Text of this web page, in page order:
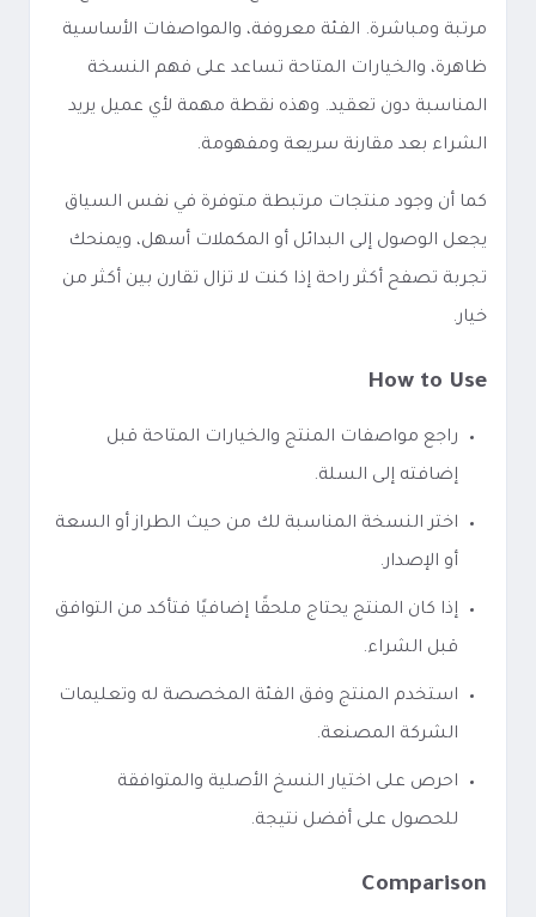
مرتبة ومباشرة. الفئة معروفة، والمواصفات الأساسية
ظاهرة، والخيارات المتاحة تساعد على فهم النسخة
المناسبة دون تعقيد. وهذه نقطة مهمة لأي عميل يريد
الشراء بعد مقارنة سريعة ومفهومة.
كما أن وجود منتجات مرتبطة متوفرة في نفس السياق
يجعل الوصول إلى البدائل أو المكملات أسهل، ويمنحك
تجربة تصفح أكثر راحة إذا كنت لا تزال تقارن بين أكثر من
خيار.
How to Use
راجع مواصفات المنتج والخيارات المتاحة قبل
إضافته إلى السلة.
اختر النسخة المناسبة لك من حيث الطراز أو السعة
أو الإصدار.
إذا كان المنتج يحتاج ملحقًا إضافيًا فتأكد من التوافق
قبل الشراء.
استخدم المنتج وفق الفئة المخصصة له وتعليمات
الشركة المصنعة.
احرص على اختيار النسخ الأصلية والمتوافقة
للحصول على أفضل نتيجة.
Comparison